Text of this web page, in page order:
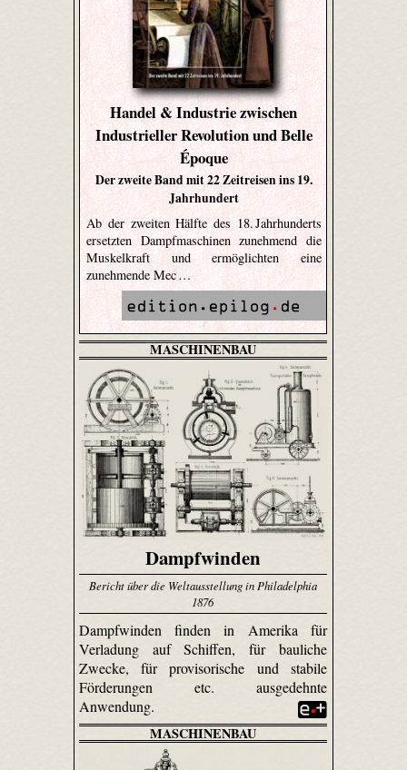
Handel & Industrie zwischen
Industrieller Revolution und Belle
Époque
Der zweite Band mit 22 Zeitreisen ins 19.
Jahrhundert
Ab der zweiten Hälfte des 18. Jahrhunderts
ersetzten Dampfmaschinen zunehmend die
Muskelkraft und ermöglichten eine
zunehmende Mec …
MASCHINENBAU
Dampfwinden
Bericht über die Weltausstellung in Philadelphia
1876
Dampfwinden finden in Amerika für
Verladung auf Schiffen, für bauliche
Zwecke, für provisorische und stabile
Förderungen etc. ausgedehnte
Anwendung.
MASCHINENBAU